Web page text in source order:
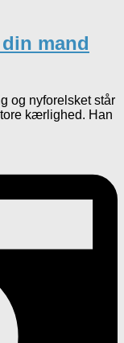
mand
og nyforelsket står
kærlighed. Han